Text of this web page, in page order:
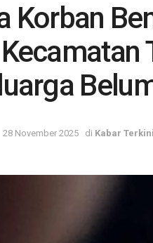
Korban
28 November 2025 di Kabar Terkini